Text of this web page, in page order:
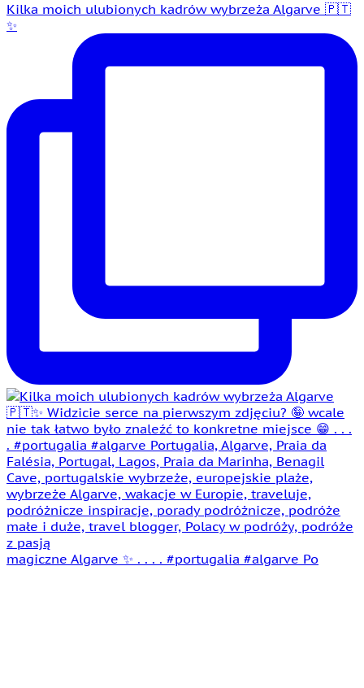
Kilka moich ulubionych kadrów wybrzeża Algarve 🇵🇹
✨
magiczne Algarve ✨ . . . . #portugalia #algarve Po